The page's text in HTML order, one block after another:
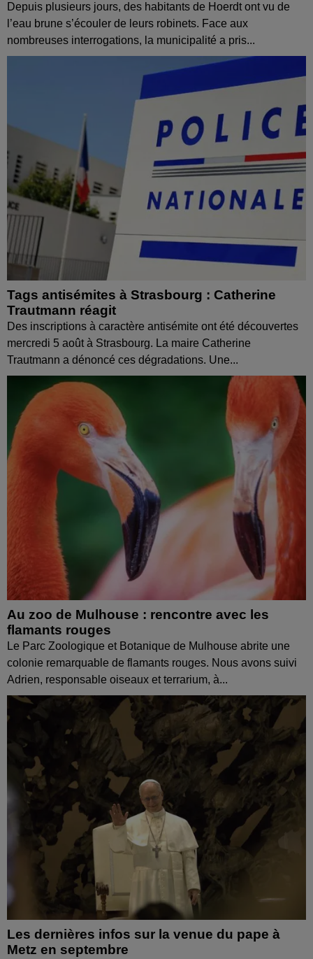
Depuis plusieurs jours, des habitants de Hoerdt ont vu de
l’eau brune s’écouler de leurs robinets. Face aux
nombreuses interrogations, la municipalité a pris...
Tags antisémites à Strasbourg : Catherine
Trautmann réagit
Des inscriptions à caractère antisémite ont été découvertes
mercredi 5 août à Strasbourg. La maire Catherine
Trautmann a dénoncé ces dégradations. Une...
Au zoo de Mulhouse : rencontre avec les
flamants rouges
Le Parc Zoologique et Botanique de Mulhouse abrite une
colonie remarquable de flamants rouges. Nous avons suivi
Adrien, responsable oiseaux et terrarium, à...
Les dernières infos sur la venue du pape à
Metz en septembre